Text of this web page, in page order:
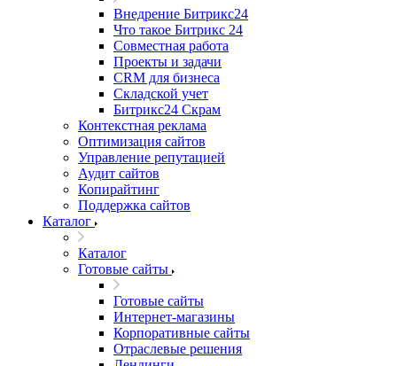
Внедрение Битрикс24
Что такое Битрикс 24
Совместная работа
Проекты и задачи
СRМ для бизнеса
Складской учет
Битрикс24 Скрам
Контекстная реклама
Оптимизация сайтов
Управление репутацией
Аудит сайтов
Копирайтинг
Поддержка сайтов
Каталог
Каталог
Готовые сайты
Готовые сайты
Интернет-магазины
Корпоративные сайты
Отраслевые решения